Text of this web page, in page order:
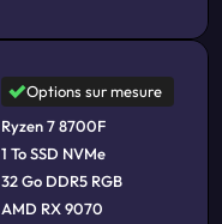
Options sur mesure
Ryzen 7 8700F
1 To SSD NVMe
32 Go DDR5 RGB
AMD RX 9070